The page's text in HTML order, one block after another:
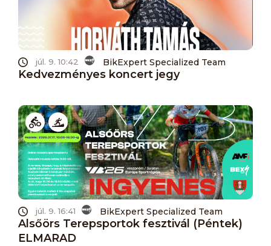
júl. 9. 10:42 BikExpert Specialized Team
Kedvezményes koncert jegy
júl. 9. 16:41 BikExpert Specialized Team
Alsőörs Terepsportok fesztivál (Péntek)
ELMARAD